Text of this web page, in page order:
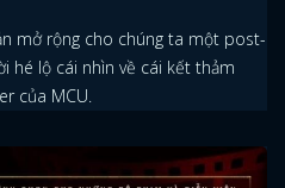
thức khởi động với nhiều
phim quốc dân, gương mặt